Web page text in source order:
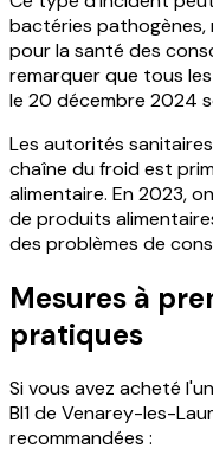
bactéries pathogènes,
pour la santé des
remarquer que tous
le 20 décembre 2024
Les autorités
chaîne du froid est
alimentaire. En 2023,
de produits
des problèmes de
Mesures à
pratiques
Si vous avez acheté
BI1 de Venarey-les-
recommandées :